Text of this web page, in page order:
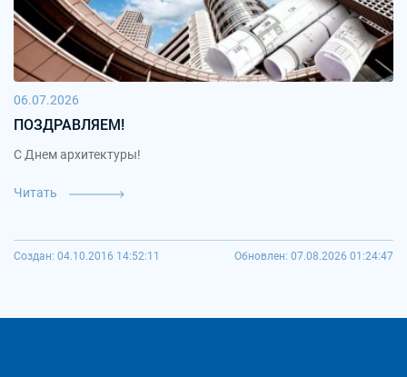
06.07.2026
ПОЗДРАВЛЯЕМ!
С Днем архитектуры!
Читать
Создан: 04.10.2016 14:52:11 Обновлен: 07.08.2026 01:24:47